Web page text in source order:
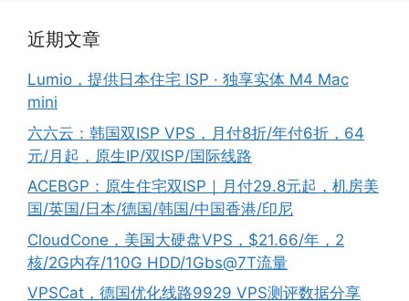
近期文章
Lumio，提供日本住宅 ISP · 独享实体 M4 Mac
mini
六六云：韩国双ISP VPS，月付8折/年付6折，64
元/月起，原生IP/双ISP/国际线路
ACEBGP：原生住宅双ISP｜月付29.8元起，机房美
国/英国/日本/德国/韩国/中国香港/印尼
CloudCone，美国大硬盘VPS，$21.66/年，2
核/2G内存/110G HDD/1Gbs@7T流量
VPSCat，德国优化线路9929 VPS测评数据分享